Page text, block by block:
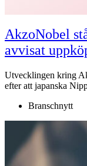
AkzoNobel
avvisat
Utvecklingen kring
efter att japanska
Branschnytt